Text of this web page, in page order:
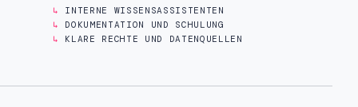
INTERNE WISSENSASSISTENTEN
DOKUMENTATION UND SCHULUNG
KLARE RECHTE UND DATENQUELLEN